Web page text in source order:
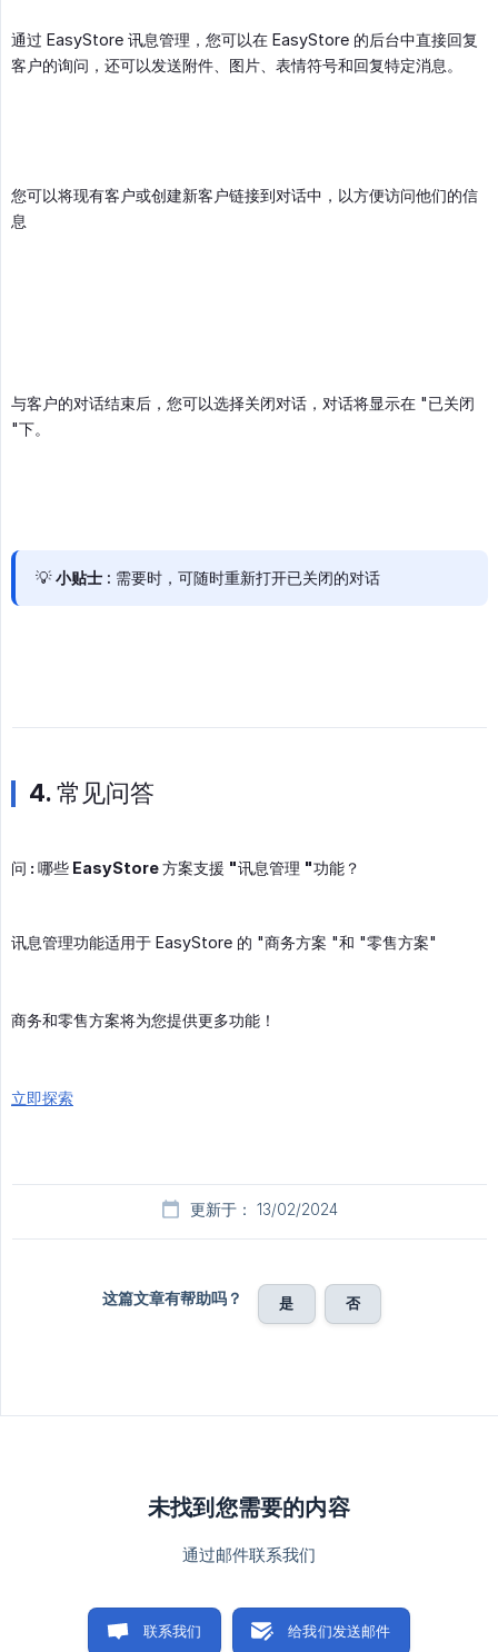
通过 EasyStore 讯息管理，您可以在 EasyStore 的后台中直接回复
客户的询问，还可以发送附件、图片、表情符号和回复特定消息。
您可以将现有客户或创建新客户链接到对话中，以方便访问他们的信
息
与客户的对话结束后，您可以选择关闭对话，对话将显示在 "已关闭
"下。
💡小贴士 : 需要时，可随时重新打开已关闭的对话
4. 常见问答
问 : 哪些 EasyStore 方案支援 "讯息管理 "功能？
讯息管理功能适用于 EasyStore 的 "商务方案 "和 "零售方案"
商务和零售方案将为您提供更多功能！
立即探索
更新于： 13/02/2024
这篇文章有帮助吗？ 是 否
未找到您需要的内容
通过邮件联系我们
联系我们 给我们发送邮件